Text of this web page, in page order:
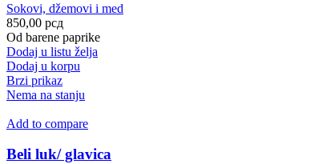
Sokovi, džemovi i med
850,00 рсд
Od barene paprike
Dodaj u listu želja
Dodaj u korpu
Brzi prikaz
Nema na stanju
Add to compare
Beli luk/ glavica